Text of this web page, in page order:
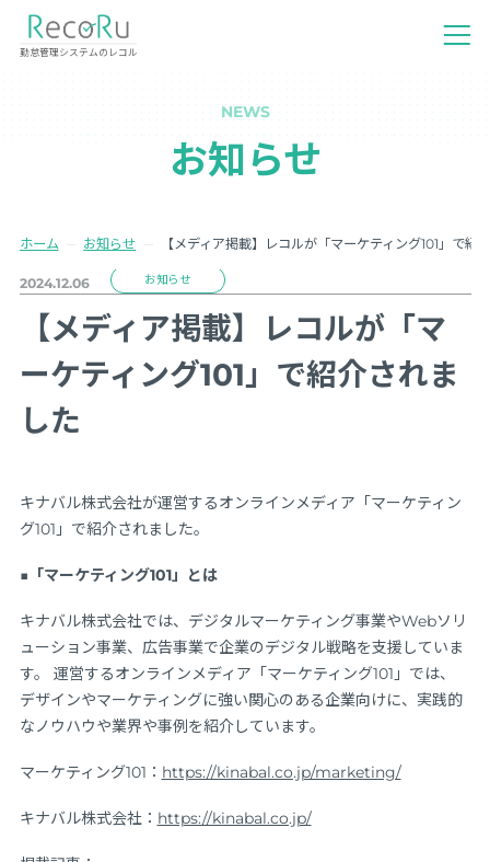
勤怠管理システムのレコル
NEWS
お知らせ
ホーム お知らせ 【メディア掲載】レコルが「マーケティング101」で紹
2024.12.06 お知らせ
【メディア掲載】レコルが「マ
ーケティング101」で紹介されま
した
キナバル株式会社が運営するオンラインメディア「マーケティン
グ101」で紹介されました。
■「マーケティング101」とは
キナバル株式会社では、デジタルマーケティング事業やWebソリ
ューション事業、広告事業で企業のデジタル戦略を支援していま
す。 運営するオンラインメディア「マーケティング101」では、
デザインやマーケティングに強い関心のある企業向けに、実践的
なノウハウや業界や事例を紹介しています。
マーケティング101： https://kinabal.co.jp/marketing/
キナバル株式会社： https://kinabal.co.jp/